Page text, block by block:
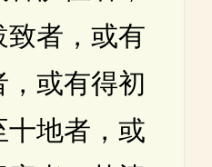
致者，或有
或有得初
十地者，或